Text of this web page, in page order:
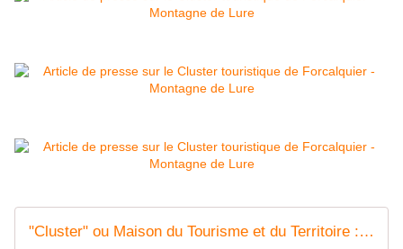
"Cluster" ou Maison du Tourisme et du Territoire : des faits, des chiffres, une enquête